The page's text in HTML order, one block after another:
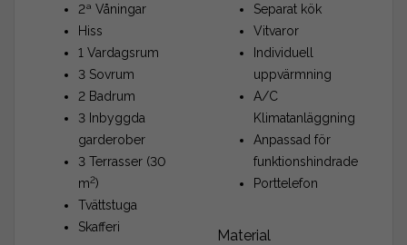
2ª Våningar
Hiss
1 Vardagsrum
3 Sovrum
2 Badrum
3 Inbyggda
garderober
3 Terrasser (30
m2)
Tvättstuga
Skafferi
Separat kök
Vitvaror
Individuell
uppvärmning
A/C
Klimatanläggning
Anpassad för
funktionshindrade
Porttelefon
Material